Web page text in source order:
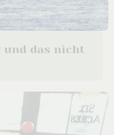
und das nicht